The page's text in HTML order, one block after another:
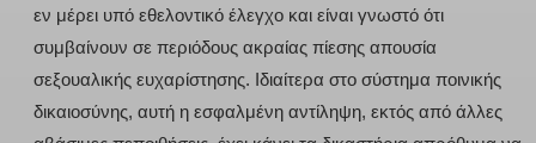
εν μέρει υπό εθελοντικό έλεγχο και είναι γνωστό ότι
συμβαίνουν σε περιόδους ακραίας πίεσης απουσία
σεξουαλικής ευχαρίστησης. Ιδιαίτερα στο σύστημα ποινικής
δικαιοσύνης, αυτή η εσφαλμένη αντίληψη, εκτός από άλλες